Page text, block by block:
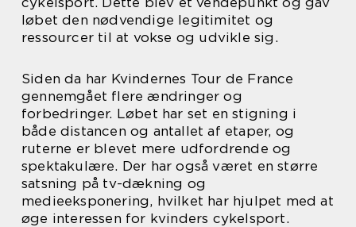
løbet den nødvendige legitimitet og
ressourcer til at vokse og udvikle sig.
Siden da har Kvindernes Tour de France
gennemgået flere ændringer og
forbedringer. Løbet har set en stigning i
både distancen og antallet af etaper, og
ruterne er blevet mere udfordrende og
spektakulære. Der har også været en større
satsning på tv-dækning og
medieeksponering, hvilket har hjulpet med at
øge interessen for kvinders cykelsport.